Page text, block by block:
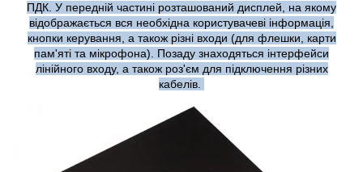
ПДК. У передній частині розташований дисплей, на якому
відображається вся необхідна користувачеві інформація,
кнопки керування, а також різні входи (для флешки, карти
пам'яті та мікрофона). Позаду знаходяться інтерфейси
лінійного входу, а також роз'єм для підключення різних
кабелів.